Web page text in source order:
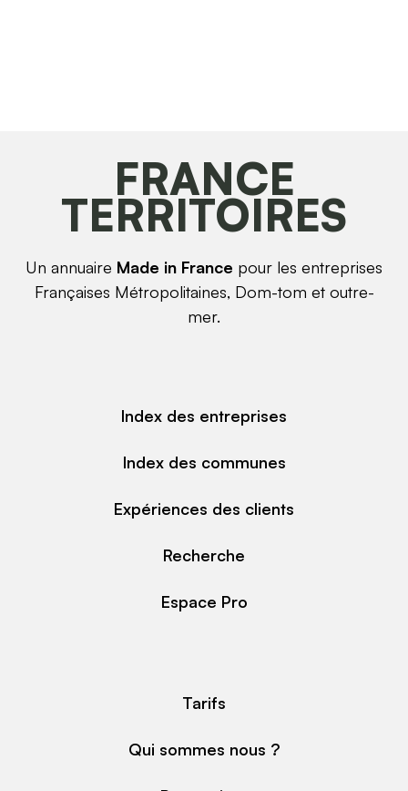
FRANCE
TERRITOIRES
Un annuaire Made in France pour les entreprises
Françaises Métropolitaines, Dom-tom et outre-
mer.
Index des entreprises
Index des communes
Expériences des clients
Recherche
Espace Pro
Tarifs
Qui sommes nous ?